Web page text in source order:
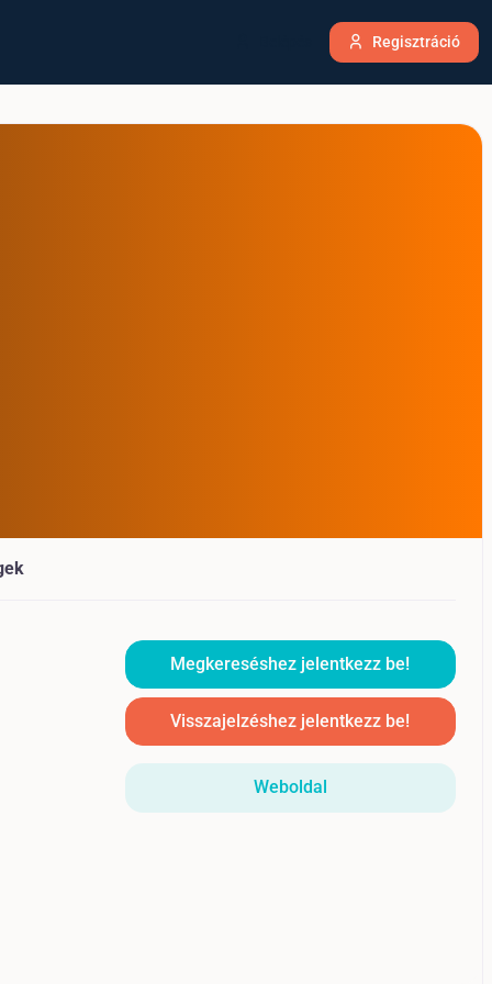
Regisztráció
Megkereséshez jelentkezz be!
Visszajelzéshez jelentkezz be!
Weboldal